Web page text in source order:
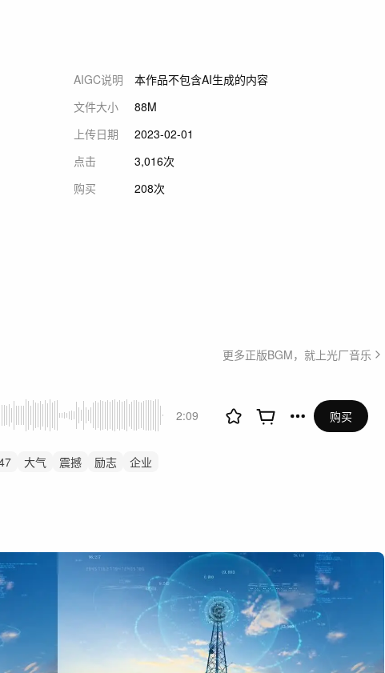
AIGC说明
本作品不包含AI生成的内容
文件大小
88M
上传日期
2023-02-01
点击
3,016次
购买
208次
更多正版BGM，就上光厂音乐
2:09
大气 震撼 励志
企业
购买